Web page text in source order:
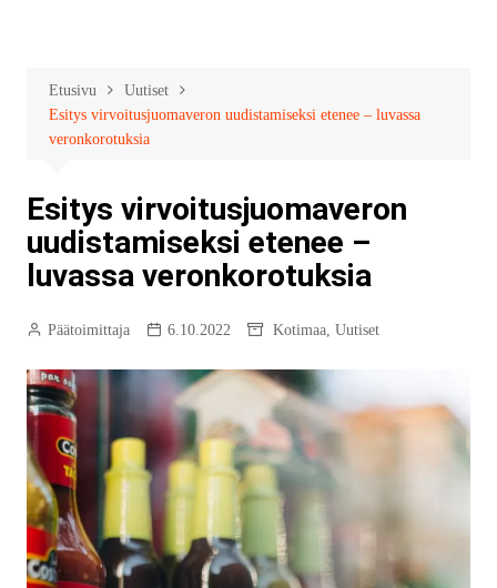
Etusivu
Uutiset
Esitys virvoitusjuomaveron uudistamiseksi etenee – luvassa
veronkorotuksia
Esitys virvoitusjuomaveron
uudistamiseksi etenee –
luvassa veronkorotuksia
Päätoimittaja 6.10.2022 Kotimaa, Uutiset